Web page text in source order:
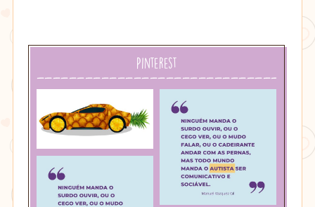
Pinterest